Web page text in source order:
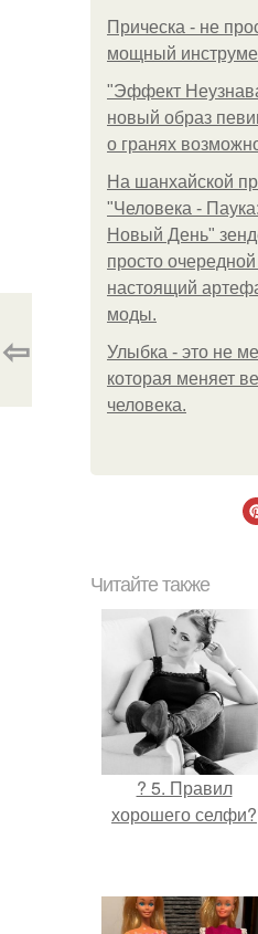
Прическа - не
мощный
"Эффект
новый образ
о гранях
На шанхайской
"Человека -
Новый День"
просто
настоящий
моды.
Улыбка - это не
которая меняет
человека.
⇦
Читайте также
? 5. Правил
хорошего селфи?